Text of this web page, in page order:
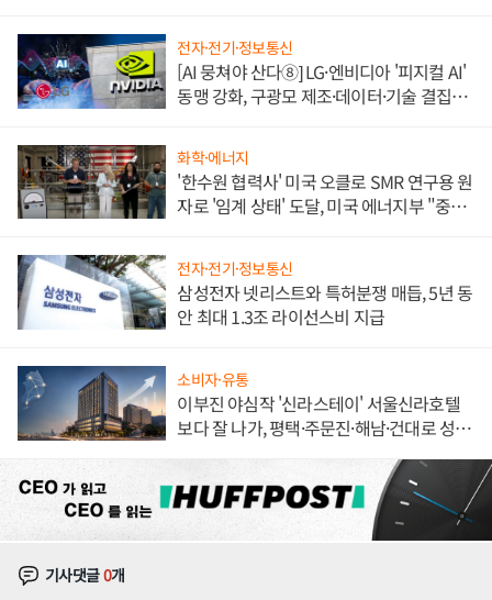
전자·전기·정보통신
[AI 뭉쳐야 산다⑧] LG·엔비디아 '피지컬 AI'
동맹 강화, 구광모 제조·데이터·기술 결집
화학·에너지
'한수원 협력사' 미국 오클로 SMR 연구용 원
자로 '임계 상태' 도달, 미국 에너지부 "중요
전자·전기·정보통신
삼성전자 넷리스트와 특허분쟁 매듭, 5년 동
안 최대 1.3조 라이선스비 지급
소비자·유통
이부진 야심작 '신라스테이' 서울신라호텔
보다 잘 나가, 평택·주문진·해남·건대로 성
기사댓글0개